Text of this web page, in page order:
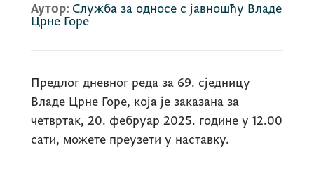
Аутор: Служба за односе с јавношћу Владе
Црне Горе
Предлог дневног реда за 69. сједницу
Владе Црне Горе, која је заказана за
четвртак, 20. фебруар 2025. године у 12.00
сати, можете преузети у наставку.